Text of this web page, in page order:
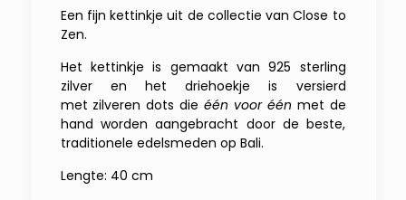
Een fijn kettinkje uit de collectie van Close to
Zen.
Het kettinkje is gemaakt van 925 sterling
zilver en het driehoekje is versierd
met zilveren dots die één voor één met de
hand worden aangebracht door de beste,
traditionele edelsmeden op Bali.
Lengte: 40 cm